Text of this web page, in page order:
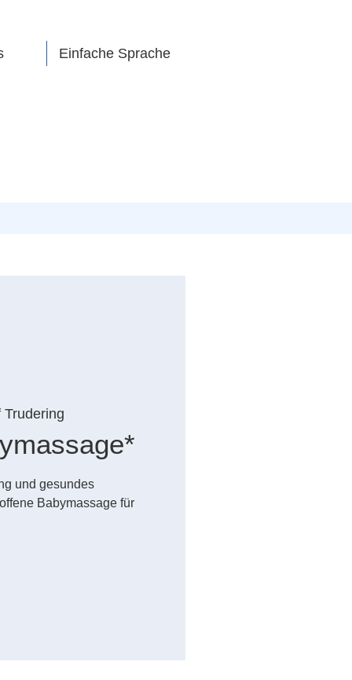
Einfache Sprache
und gesundes
Babymassage für